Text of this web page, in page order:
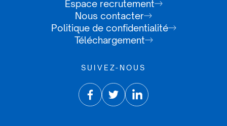
Espace recrutement
Nous contacter
Politique de confidentialité
Téléchargement
SUIVEZ-NOUS